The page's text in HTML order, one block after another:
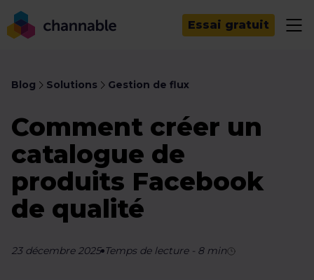
Essai gratuit
Blog Solutions Gestion de flux
Comment créer un
catalogue de
produits Facebook
de qualité
23 décembre 2025 Temps de lecture- 8min